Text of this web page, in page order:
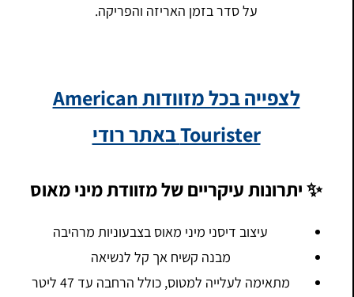
על סדר בזמן האריזה והפריקה.
לצפייה בכל מזוודות American
Tourister באתר רודי
✨ יתרונות עיקריים של מזוודת מיני מאוס
עיצוב דיסני מיני מאוס בצבעוניות מרהיבה
מבנה קשיח אך קל לנשיאה
מתאימה לעלייה למטוס, כולל הרחבה עד 47 ליטר